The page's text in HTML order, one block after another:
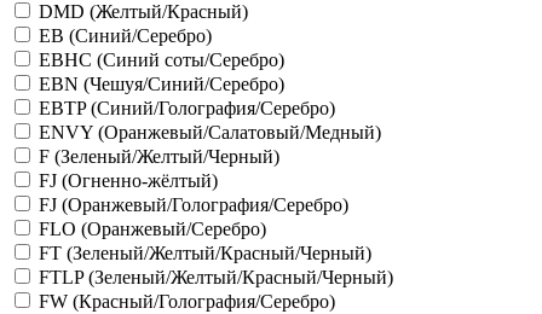
DMD (Желтый/Красный)
EB (Синий/Серебро)
EBHC (Синий соты/Серебро)
EBN (Чешуя/Синий/Серебро)
EBTP (Синий/Голография/Серебро)
ENVY (Оранжевый/Салатовый/Медный)
F (Зеленый/Желтый/Черный)
FJ (Огненно-жёлтый)
FJ (Оранжевый/Голография/Серебро)
FLO (Оранжевый/Серебро)
FT (Зеленый/Желтый/Красный/Черный)
FTLP (Зеленый/Желтый/Красный/Черный)
FW (Красный/Голография/Серебро)